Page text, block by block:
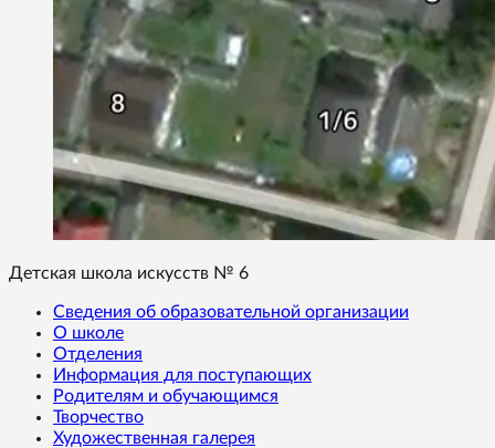
Детская школа искусств № 6
Сведения об образовательной организации
О школе
Отделения
Информация для поступающих
Родителям и обучающимся
Творчество
Художественная галерея